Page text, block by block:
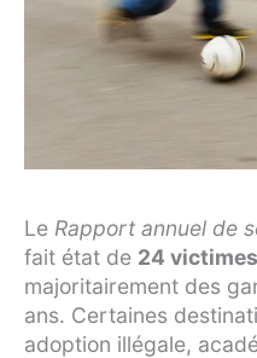
Le Rapport annuel de
fait état de 24
majoritairement des
ans. Certaines
adoption illégale,